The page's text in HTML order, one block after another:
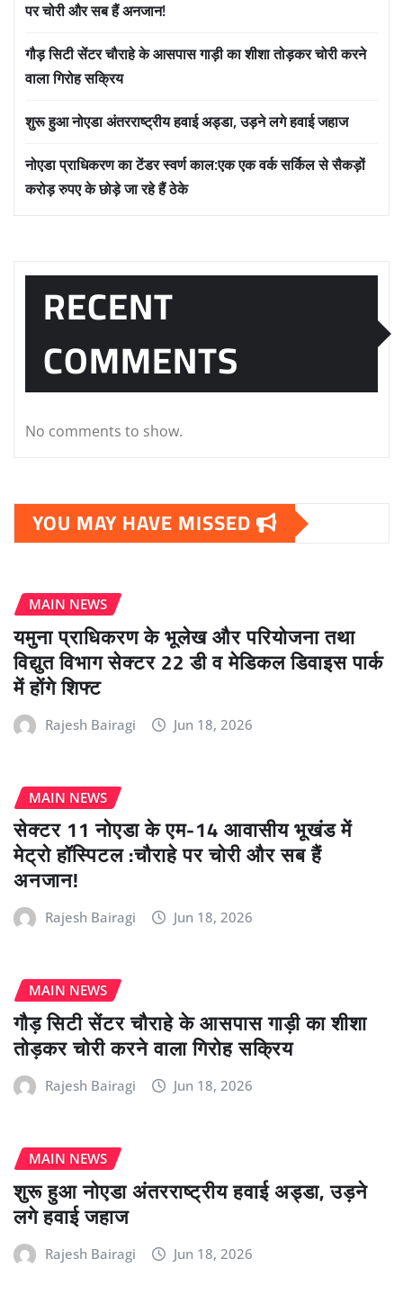
पर चोरी और सब हैं अनजान!
गौड़ सिटी सेंटर चौराहे के आसपास गाड़ी का शीशा तोड़कर चोरी करने
वाला गिरोह सक्रिय
शुरू हुआ नोएडा अंतरराष्ट्रीय हवाई अड्डा, उड़ने लगे हवाई जहाज
नोएडा प्राधिकरण का टेंडर स्वर्ण काल:एक एक वर्क सर्किल से सैकड़ों
करोड़ रुपए के छोड़े जा रहे हैं ठेके
RECENT
COMMENTS
No comments to show.
YOU MAY HAVE MISSED
MAIN NEWS
यमुना प्राधिकरण के भूलेख और परियोजना तथा
विद्युत विभाग सेक्टर 22 डी व मेडिकल डिवाइस पार्क
में होंगे शिफ्ट
Rajesh Bairagi Jun 18, 2026
MAIN NEWS
सेक्टर 11 नोएडा के एम-14 आवासीय भूखंड में
मेट्रो हॉस्पिटल :चौराहे पर चोरी और सब हैं
अनजान!
Rajesh Bairagi Jun 18, 2026
MAIN NEWS
गौड़ सिटी सेंटर चौराहे के आसपास गाड़ी का शीशा
तोड़कर चोरी करने वाला गिरोह सक्रिय
Rajesh Bairagi Jun 18, 2026
MAIN NEWS
शुरू हुआ नोएडा अंतरराष्ट्रीय हवाई अड्डा, उड़ने
लगे हवाई जहाज
Rajesh Bairagi Jun 18, 2026